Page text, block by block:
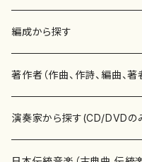
楽譜
書籍
書籍
テキストブック
CD・DVD
編成から探す
邦楽器
箏・琴（ソロ）
箏・琴（合奏）
合唱
混声合唱
著作者（作曲、作詩、編曲、著
あ行
青木省三(アオキ ショウゾウ)
演奏家から探す(CD/DVDの